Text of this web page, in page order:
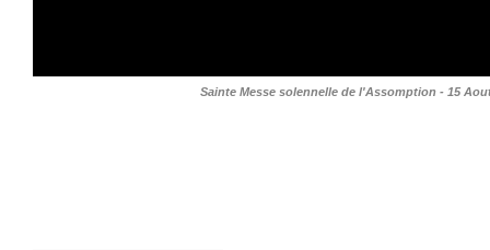
Sainte Messe solennelle de l'Assomption - 15